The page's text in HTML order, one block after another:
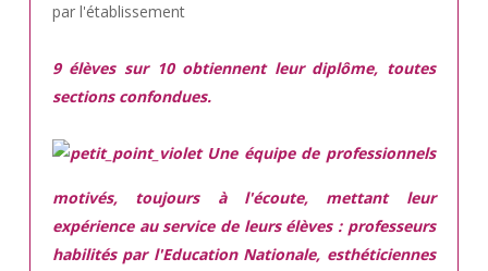
par l'établissement
9 élèves sur 10 obtiennent leur diplôme, toutes
sections confondues.
Une équipe de professionnels
motivés,toujours à l'écoute, mettant leur
expérience au service de leurs élèves : professeurs
habilités par l'Education Nationale, esthéticiennes